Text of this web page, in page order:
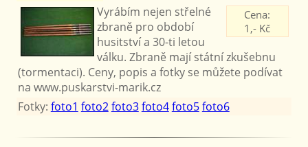
Cena:
1,- Kč
Vyrábím nejen střelné
zbraně pro období
husitství a 30-ti letou
válku. Zbraně mají státní zkušebnu
(tormentaci). Ceny, popis a fotky se můžete podívat
na www.puskarstvi-marik.cz
Fotky: foto1 foto2foto3foto4foto5foto6